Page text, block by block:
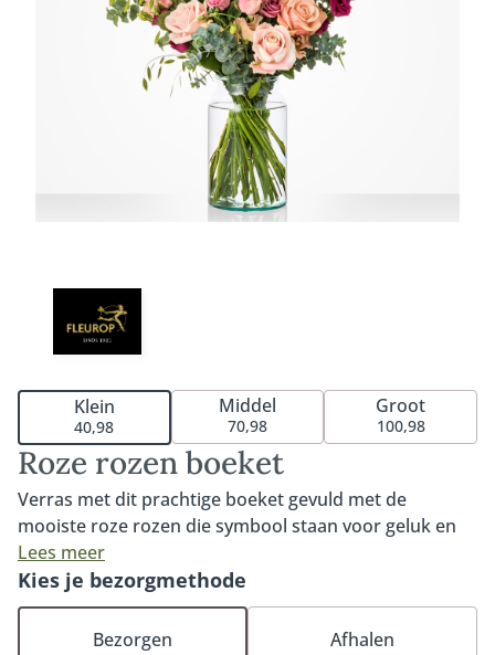
Roze rozen boeket
Verras met dit prachtige boeket gevuld met de
mooiste roze rozen die symbool staan voor geluk en
waardering. De verschillende tinten rozen geven dit
boeket een romantische en elegante uitstraling.
Afhankelijk van de beschikbaarheid kunnen de kleuren
van de roze rozen variëren. Het boeket is geschikt
Lees meer
Klein
40,98
Middel
70,98
Groot
100,98
Kies je bezorgmethode
Bezorgen Afhalen